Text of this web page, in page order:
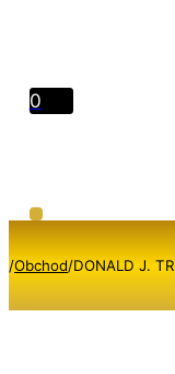
0
/Obchod/DONALD J.